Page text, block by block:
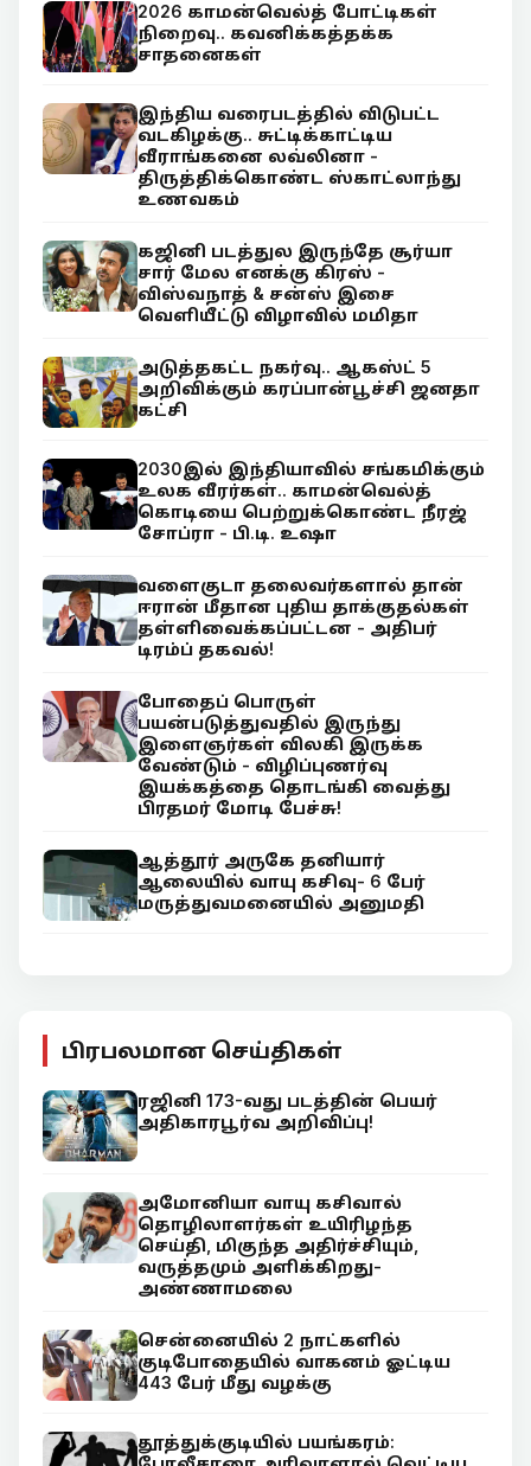
2026 காமன்வெல்த் போட்டிகள்
நிறைவு.. கவனிக்கத்தக்க
சாதனைகள்
இந்திய வரைபடத்தில் விடுபட்ட
வடகிழக்கு.. சுட்டிக்காட்டிய
வீராங்கனை லவ்லினா -
திருத்திக்கொண்ட ஸ்காட்லாந்து
உணவகம்
கஜினி படத்துல இருந்தே சூர்யா
சார் மேல எனக்கு கிரஸ் -
விஸ்வநாத் & சன்ஸ் இசை
வெளியீட்டு விழாவில் மமிதா
அடுத்தகட்ட நகர்வு.. ஆகஸ்ட் 5
அறிவிக்கும் கரப்பான்பூச்சி ஜனதா
கட்சி
2030இல் இந்தியாவில் சங்கமிக்கும்
உலக வீரர்கள்.. காமன்வெல்த்
கொடியை பெற்றுக்கொண்ட நீரஜ்
சோப்ரா - பி.டி. உஷா
வளைகுடா தலைவர்களால் தான்
ஈரான் மீதான புதிய தாக்குதல்கள்
தள்ளிவைக்கப்பட்டன - அதிபர்
டிரம்ப் தகவல்!
போதைப் பொருள்
பயன்படுத்துவதில் இருந்து
இளைஞர்கள் விலகி இருக்க
வேண்டும் - விழிப்புணர்வு
இயக்கத்தை தொடங்கி வைத்து
பிரதமர் மோடி பேச்சு!
ஆத்தூர் அருகே தனியார்
ஆலையில் வாயு கசிவு- 6 பேர்
மருத்துவமனையில் அனுமதி
பிரபலமான செய்திகள்
ரஜினி 173-வது படத்தின் பெயர்
அதிகாரபூர்வ அறிவிப்பு!
அமோனியா வாயு கசிவால்
தொழிலாளர்கள் உயிரிழந்த
செய்தி, மிகுந்த அதிர்ச்சியும்,
வருத்தமும் அளிக்கிறது-
அண்ணாமலை
சென்னையில் 2 நாட்களில்
குடிபோதையில் வாகனம் ஓட்டிய
443 பேர் மீது வழக்கு
தூத்துக்குடியில் பயங்கரம்: